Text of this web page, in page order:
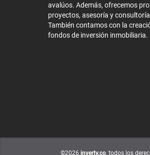
avalúos. Además, ofrecemos
proyectos, asesoría y
También contamos con la
fondos de inversión inmobiliaria.
©2026 inverty.co, todos los